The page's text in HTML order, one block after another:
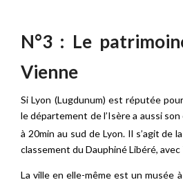
N°3 : Le
Vienne
Si Lyon (Lugdunum) est réputée
le département de l’Isère a aussi
à 20min au sud de Lyon. Il s’agit de
classement du Dauphiné Libéré,
La ville en elle-même est un musée